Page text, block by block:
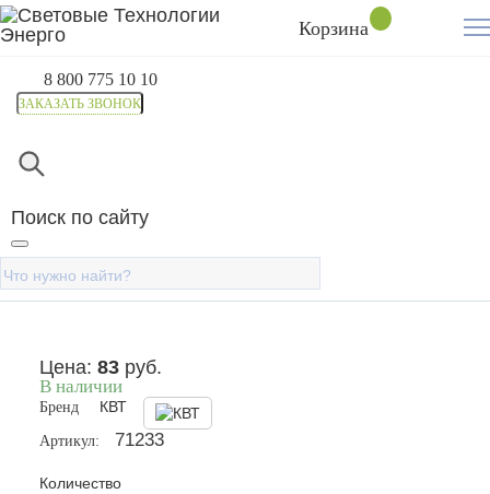
Корзина
8 800 775 10 10
ЗАКАЗАТЬ ЗВОНОК
Поиск по сайту
Главная
Изолента ПВХ 19х0.15х20
(зел) (Fortisflex)
Цена: 83 руб.
В наличии
Бренд
КВТ
Артикул:
71233
Количество